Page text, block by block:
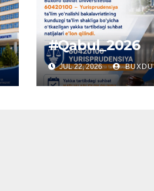
#Qabul_2026
JUL 22, 2026 BUXDU